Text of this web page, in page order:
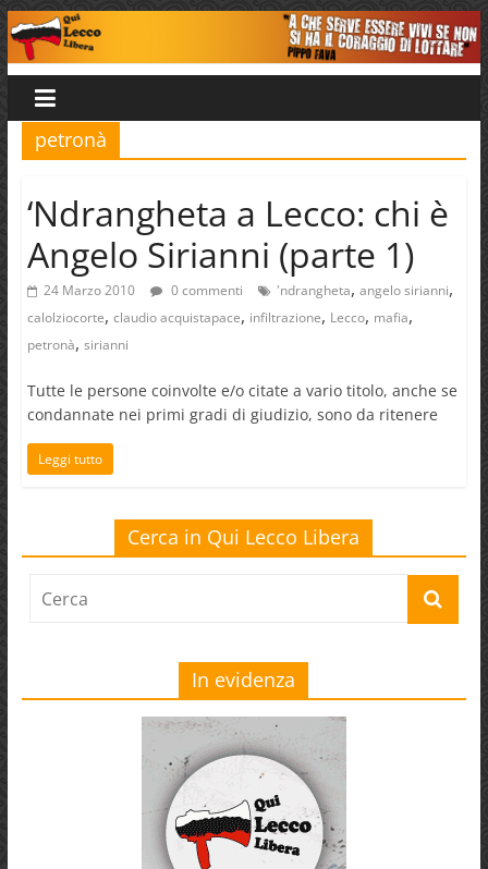
Salta
al
contenuto
Qui
Lecco
Libera
petronà
‘Ndrangheta a Lecco: chi è
Angelo Sirianni (parte 1)
24 Marzo 2010 0 commenti 'ndrangheta, angelo sirianni,
calolziocorte, claudio acquistapace, infiltrazione, Lecco, mafia,
petronà, sirianni
Tutte le persone coinvolte e/o citate a vario titolo, anche se
condannate nei primi gradi di giudizio, sono da ritenere
Leggi tutto
Cerca in Qui Lecco Libera
In evidenza